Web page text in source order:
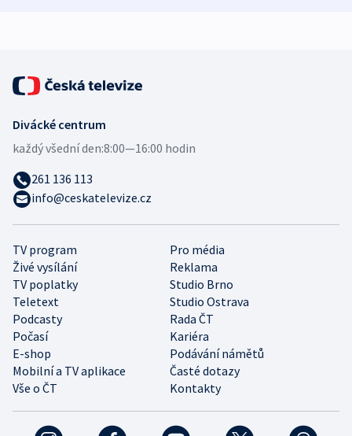
TV program
Pro média
Živé vysílání
Reklama
TV poplatky
Studio Brno
Teletext
Studio Ostrava
Podcasty
Rada ČT
Počasí
Kariéra
E-shop
Podávání námětů
Mobilní a TV aplikace
Časté dotazy
Vše o ČT
Kontakty
Divácké centrum
každý všední den:8:00—16:00 hodin
261 136 113
info@ceskatelevize.cz